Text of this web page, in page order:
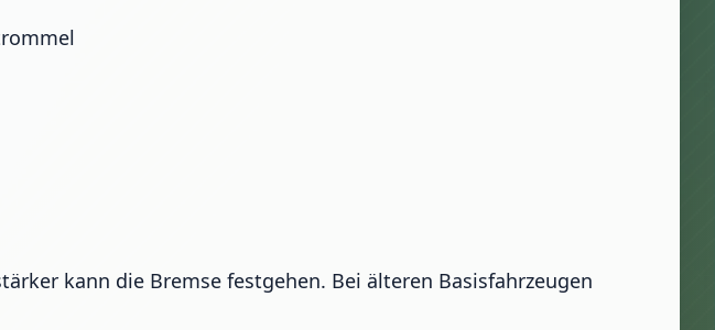
kann die Bremse festgehen. Bei älteren Basisfahrzeugen